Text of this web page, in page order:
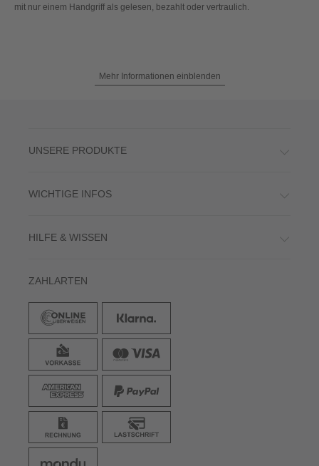
mit nur einem Handgriff als gelesen, bezahlt oder vertraulich.
Mehr Informationen einblenden
UNSERE PRODUKTE
WICHTIGE INFOS
HILFE & WISSEN
ZAHLARTEN